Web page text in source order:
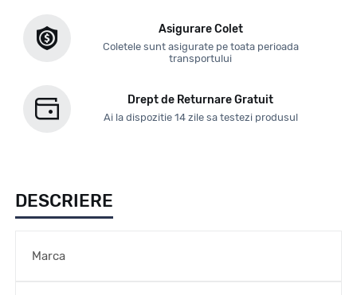
Asigurare Colet
Coletele sunt asigurate pe toata perioada
transportului
Drept de Returnare Gratuit
Ai la dispozitie 14 zile sa testezi produsul
DESCRIERE
Marca